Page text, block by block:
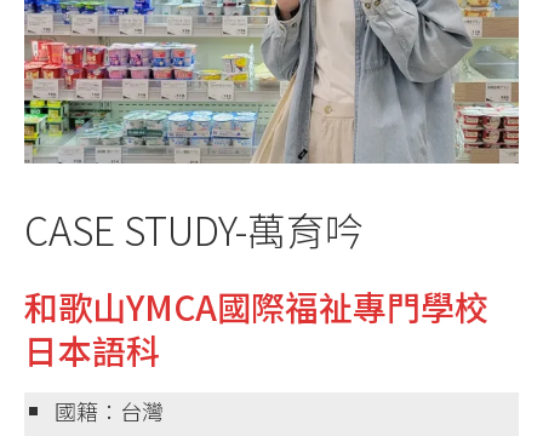
CASE STUDY-萬育吟
和歌山YMCA國際福祉專門學校
日本語科
國籍：台灣